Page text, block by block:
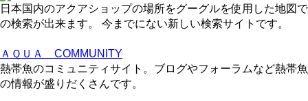
日本国内のアクアショップの場所をグーグルを使用した地図で
の検索が出来ます。 今までにない新しい検索サイトです。
ＡＱＵＡ COMMUNITY
熱帯魚のコミュニティサイト。ブログやフォーラムなど熱帯魚
の情報が盛りだくさんです。